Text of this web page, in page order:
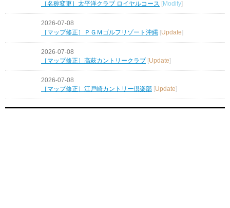
［名称変更］太平洋クラブ ロイヤルコース [Modify]
2026-07-08
［マップ修正］ＰＧＭゴルフリゾート沖縄 [Update]
2026-07-08
［マップ修正］高萩カントリークラブ [Update]
2026-07-08
［マップ修正］江戸崎カントリー倶楽部 Update